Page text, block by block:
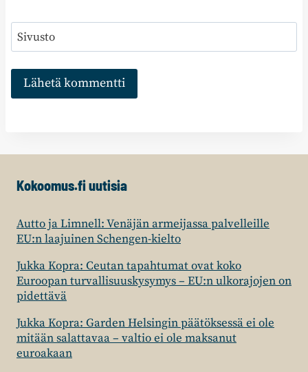
Sivusto
Kokoomus.fi uutisia
Autto ja Limnell: Venäjän armeijassa palvelleille
EU:n laajuinen Schengen-kielto
Jukka Kopra: Ceutan tapahtumat ovat koko
Euroopan turvallisuuskysymys – EU:n ulkorajojen on
pidettävä
Jukka Kopra: Garden Helsingin päätöksessä ei ole
mitään salattavaa – valtio ei ole maksanut
euroakaan